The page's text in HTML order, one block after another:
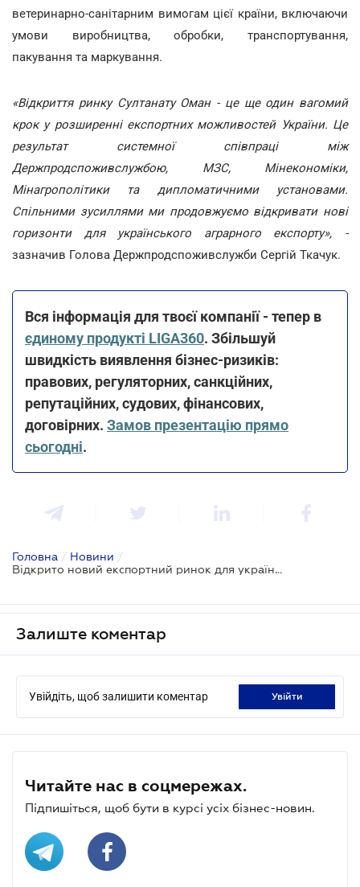
ветеринарно-санітарним вимогам цієї країни, включаючи
умови виробництва, обробки, транспортування,
пакування та маркування.
«Відкриття ринку Султанату Оман - це ще один вагомий
крок у розширенні експортних можливостей України. Це
результат системної співпраці між
Держпродспоживслужбою, МЗС, Мінекономіки,
Мінагрополітики та дипломатичними установами.
Спільними зусиллями ми продовжуємо відкривати нові
горизонти для українського аграрного експорту», -
зазначив Голова Держпродспоживслужби Сергій Ткачук.
Вся інформація для твоєї компанії - тепер в
єдиному продукті LIGA360. Збільшуй
швидкість виявлення бізнес-ризиків:
правових, регуляторних, санкційних,
репутаційних, судових, фінансових,
договірних. Замов презентацію прямо
сьогодні.
Головна / Новини /
Відкрито новий експортний ринок для української продукції
Залиште коментар
Увійдіть, щоб залишити коментар увійти
Читайте нас в соцмережах.
Підпишіться, щоб бути в курсі усіх бізнес-новин.